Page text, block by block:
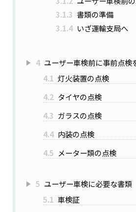
3.1.3 書類の準備
3.1.4 いざ運輸支局へ
4 ユーザー車検前に事前点検
4.1 灯火装置の点検
4.2 タイヤの点検
4.3 ガラスの点検
4.4 内装の点検
4.5 メーター類の点検
5 ユーザー車検に必要な書類
5.1 車検証